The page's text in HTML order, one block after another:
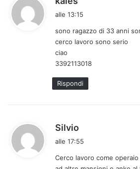
e
t
o
:
alle 13:15
sono ragazzo di 33 anni
cerco lavoro sono serio
ciao
3392113018
Rispondi
Silvio
e
alle 17:55
Cerco lavoro come